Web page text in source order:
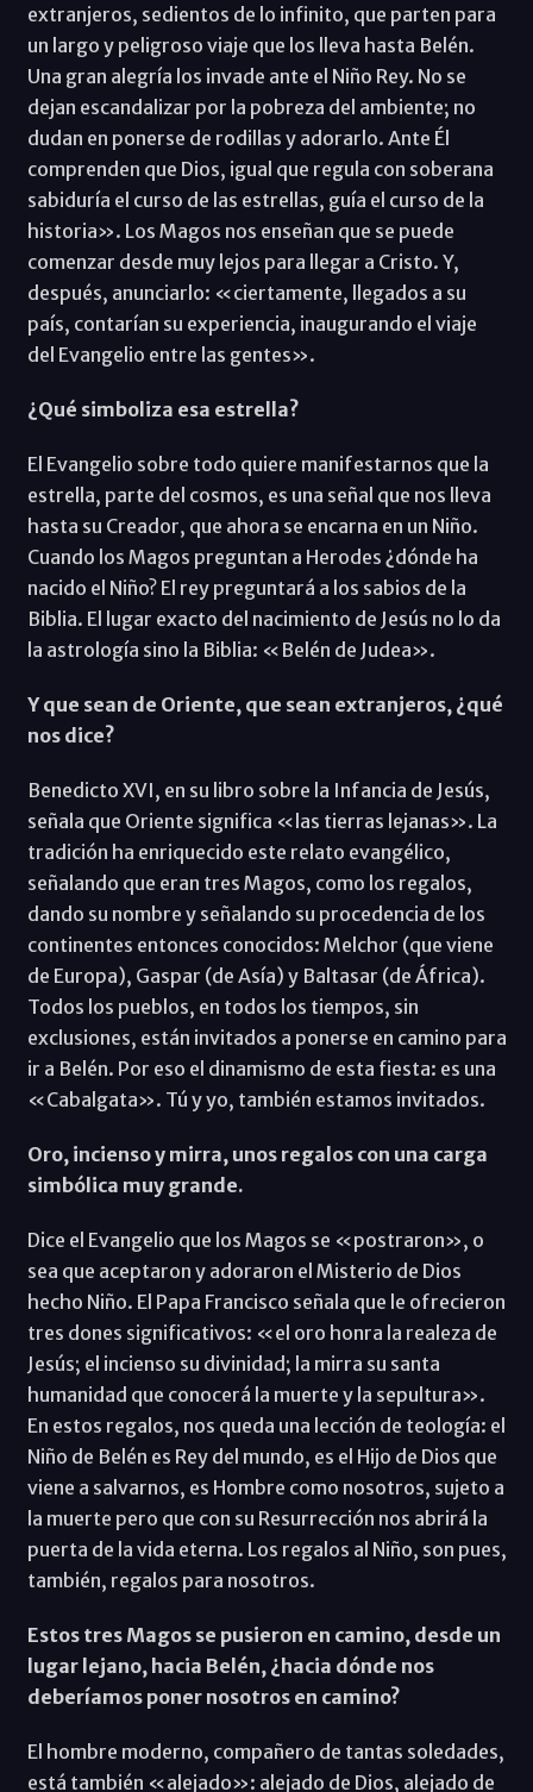
extranjeros, sedientos de lo infinito, que parten para
un largo y peligroso viaje que los lleva hasta Belén.
Una gran alegría los invade ante el Niño Rey. No se
dejan escandalizar por la pobreza del ambiente; no
dudan en ponerse de rodillas y adorarlo. Ante Él
comprenden que Dios, igual que regula con soberana
sabiduría el curso de las estrellas, guía el curso de la
historia». Los Magos nos enseñan que se puede
comenzar desde muy lejos para llegar a Cristo. Y,
después, anunciarlo: «ciertamente, llegados a su
país, contarían su experiencia, inaugurando el viaje
del Evangelio entre las gentes».
¿Qué simboliza esa estrella?
El Evangelio sobre todo quiere manifestarnos que la
estrella, parte del cosmos, es una señal que nos lleva
hasta su Creador, que ahora se encarna en un Niño.
Cuando los Magos preguntan a Herodes ¿dónde ha
nacido el Niño? El rey preguntará a los sabios de la
Biblia. El lugar exacto del nacimiento de Jesús no lo da
la astrología sino la Biblia: «Belén de Judea».
Y que sean de Oriente, que sean extranjeros, ¿qué
nos dice?
Benedicto XVI, en su libro sobre la Infancia de Jesús,
señala que Oriente significa «las tierras lejanas». La
tradición ha enriquecido este relato evangélico,
señalando que eran tres Magos, como los regalos,
dando su nombre y señalando su procedencia de los
continentes entonces conocidos: Melchor (que viene
de Europa), Gaspar (de Asía) y Baltasar (de África).
Todos los pueblos, en todos los tiempos, sin
exclusiones, están invitados a ponerse en camino para
ir a Belén. Por eso el dinamismo de esta fiesta: es una
«Cabalgata». Tú y yo, también estamos invitados.
Oro, incienso y mirra, unos regalos con una carga
simbólica muy grande.
Dice el Evangelio que los Magos se «postraron», o
sea que aceptaron y adoraron el Misterio de Dios
hecho Niño. El Papa Francisco señala que le ofrecieron
tres dones significativos: «el oro honra la realeza de
Jesús; el incienso su divinidad; la mirra su santa
humanidad que conocerá la muerte y la sepultura».
En estos regalos, nos queda una lección de teología: el
Niño de Belén es Rey del mundo, es el Hijo de Dios que
viene a salvarnos, es Hombre como nosotros, sujeto a
la muerte pero que con su Resurrección nos abrirá la
puerta de la vida eterna. Los regalos al Niño, son pues,
también, regalos para nosotros.
Estos tres Magos se pusieron en camino, desde un
lugar lejano, hacia Belén, ¿hacia dónde nos
deberíamos poner nosotros en camino?
El hombre moderno, compañero de tantas soledades,
está también «alejado»: alejado de Dios, alejado de